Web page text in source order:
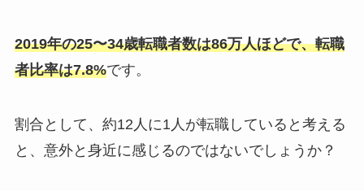
2019年の25〜34歳転職者数は86万人ほどで、転職
者比率は7.8%です。
割合として、約12人に1人が転職していると考える
と、意外と身近に感じるのではないでしょうか？